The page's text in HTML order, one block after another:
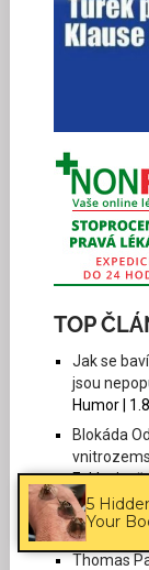
5
Your
TOP
Jak se
jsou
Humor |
Blokáda
Exklusivně
Nejenom
Thomas